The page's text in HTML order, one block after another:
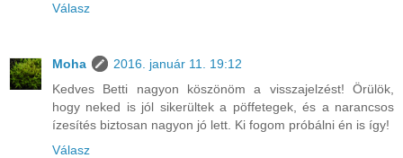
Válasz
Moha
2016. január 11. 19:12
Kedves Betti nagyon köszönöm a visszajelzést! Örülök,
hogy neked is jól sikerültek a pöffetegek, és a narancsos
ízesítés biztosan nagyon jó lett. Ki fogom próbálni én is így!
Válasz